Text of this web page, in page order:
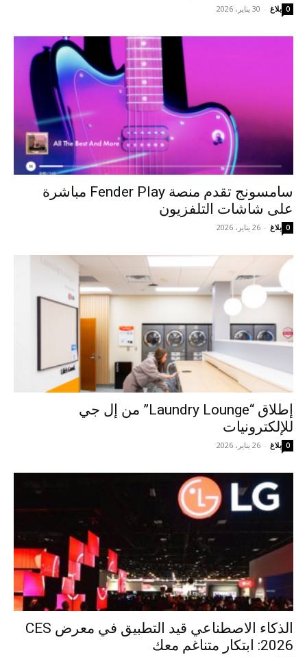
بلاغ - 30 يناير، 2026 0
سامسونج تقدم منصة Fender Play مباشرة
على شاشات التلفزيون
بلاغ - 26 يناير، 2026 0
إطلاق “Laundry Lounge” من إل جي
للإلكترونيات
بلاغ - 26 يناير، 2026 0
الذكاء الاصطناعي قيد التطبيق في معرض CES
2026: ابتكار متناغم معك